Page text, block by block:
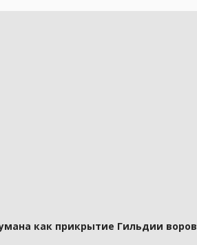
как прикрытие Гильдии воров